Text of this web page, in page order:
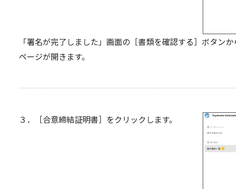
「署名が完了しました」画面の［書類を確認する］ボタン
ページが開きます。
３．［合意締結証明書］をクリックします。